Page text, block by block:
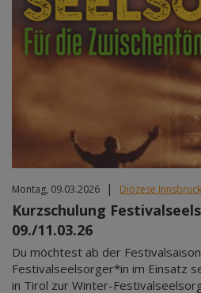
Montag, 09.03.2026 | Diözese Innsbruck
Kurzschulung
09./11.03.26
Du möchtest ab der
Festivalseelsorger*in im Einsatz
in Tirol zur Winter-